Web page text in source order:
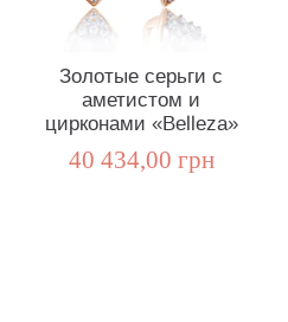
Золотые серьги с
аметистом и
цирконами «Belleza»
40 434,00 грн